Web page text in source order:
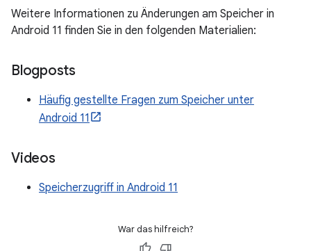
Weitere Informationen zu Änderungen am Speicher in
Android 11 finden Sie in den folgenden Materialien:
Blogposts
Häufig gestellte Fragen zum Speicher unter
Android 11
Videos
Speicherzugriff in Android 11
War das hilfreich?